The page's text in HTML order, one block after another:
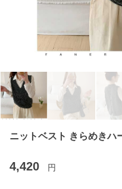
ニットベスト きらめきハ
4,420 円